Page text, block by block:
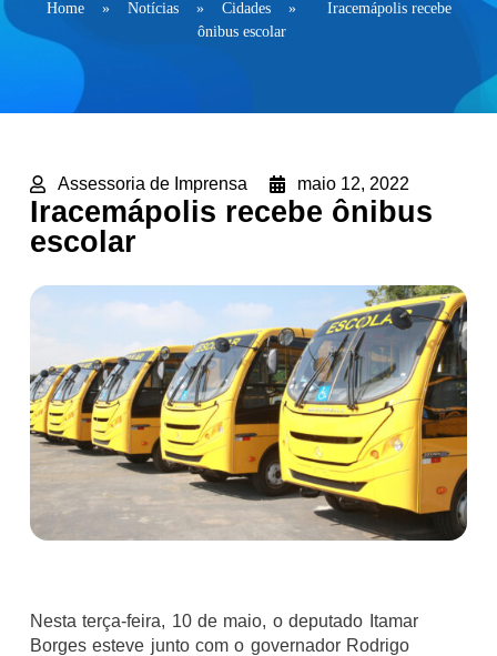
Home » Notícias » Cidades »
Iracemápolis recebe
ônibus escolar
Assessoria de Imprensa maio 12, 2022
Iracemápolis recebe ônibus
escolar
Nesta terça-feira, 10 de maio, o deputado Itamar
Borges esteve junto com o governador Rodrigo